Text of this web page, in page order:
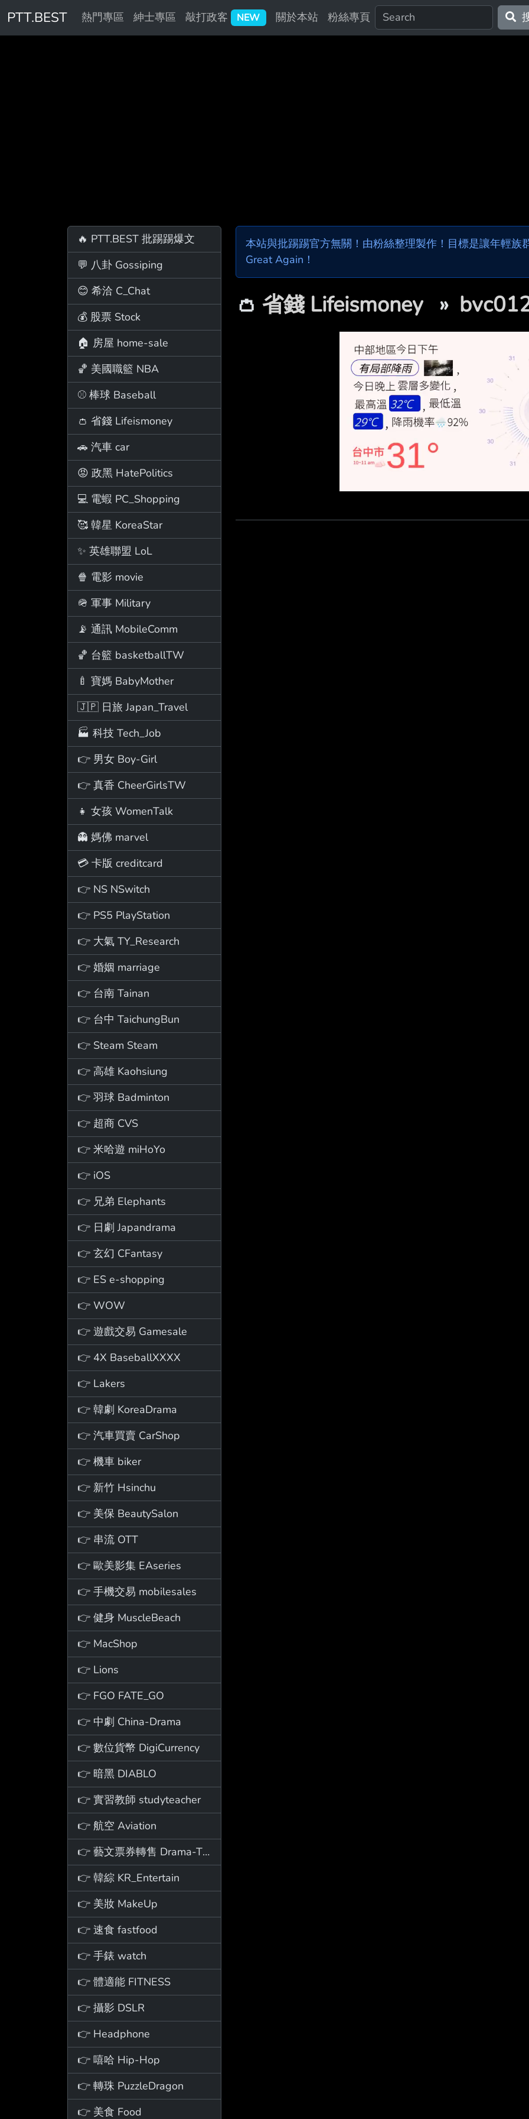
PTT.BEST 熱門專區 紳士專區 敲打政客 NEW 關於本站 粉絲專頁
🔥 PTT.BEST 批踢踢爆文
💬 八卦 Gossiping
😊 希洽 C_Chat
💰 股票 Stock
🏠 房屋 home-sale
🏀 美國職籃 NBA
⚾ 棒球 Baseball
👛 省錢 Lifeismoney
🚗 汽車 car
😡 政黑 HatePolitics
💻 電蝦 PC_Shopping
🥰 韓星 KoreaStar
✨ 英雄聯盟 LoL
🍿 電影 movie
🪖 軍事 Military
📡 通訊 MobileComm
🏀 台籃 basketballTW
🍼 寶媽 BabyMother
🇯🇵 日旅 Japan_Travel
🏭 科技 Tech_Job
👉 男女 Boy-Girl
👉 真香 CheerGirlsTW
👧 女孩 WomenTalk
👻 媽佛 marvel
💳 卡版 creditcard
👉 NS NSwitch
👉 PS5 PlayStation
👉 大氣 TY_Research
👉 婚姻 marriage
👉 台南 Tainan
👉 台中 TaichungBun
👉 Steam Steam
👉 高雄 Kaohsiung
👉 羽球 Badminton
👉 超商 CVS
👉 米哈遊 miHoYo
👉 iOS
👉 兄弟 Elephants
👉 日劇 Japandrama
👉 玄幻 CFantasy
👉 ES e-shopping
👉 WOW
👉 遊戲交易 Gamesale
👉 4X BaseballXXXX
👉 Lakers
👉 韓劇 KoreaDrama
👉 汽車買賣 CarShop
👉 機車 biker
👉 新竹 Hsinchu
👉 美保 BeautySalon
👉 串流 OTT
👉 歐美影集 EAseries
👉 手機交易 mobilesales
👉 健身 MuscleBeach
👉 MacShop
👉 Lions
👉 FGO FATE_GO
👉 中劇 China-Drama
👉 數位貨幣 DigiCurrency
👉 暗黑 DIABLO
👉 實習教師 studyteacher
👉 航空 Aviation
👉 藝文票券轉售 Drama-Ticket
👉 韓綜 KR_Entertain
👉 美妝 MakeUp
👉 速食 fastfood
👉 手錶 watch
👉 體適能 FITNESS
👉 攝影 DSLR
👉 Headphone
👉 嘻哈 Hip-Hop
👉 轉珠 PuzzleDragon
👉 美食 Food
本站與批踢踢官方無關！由粉絲整理製作！目標是讓年輕族
Great Again！
👛 省錢 Lifeismoney »